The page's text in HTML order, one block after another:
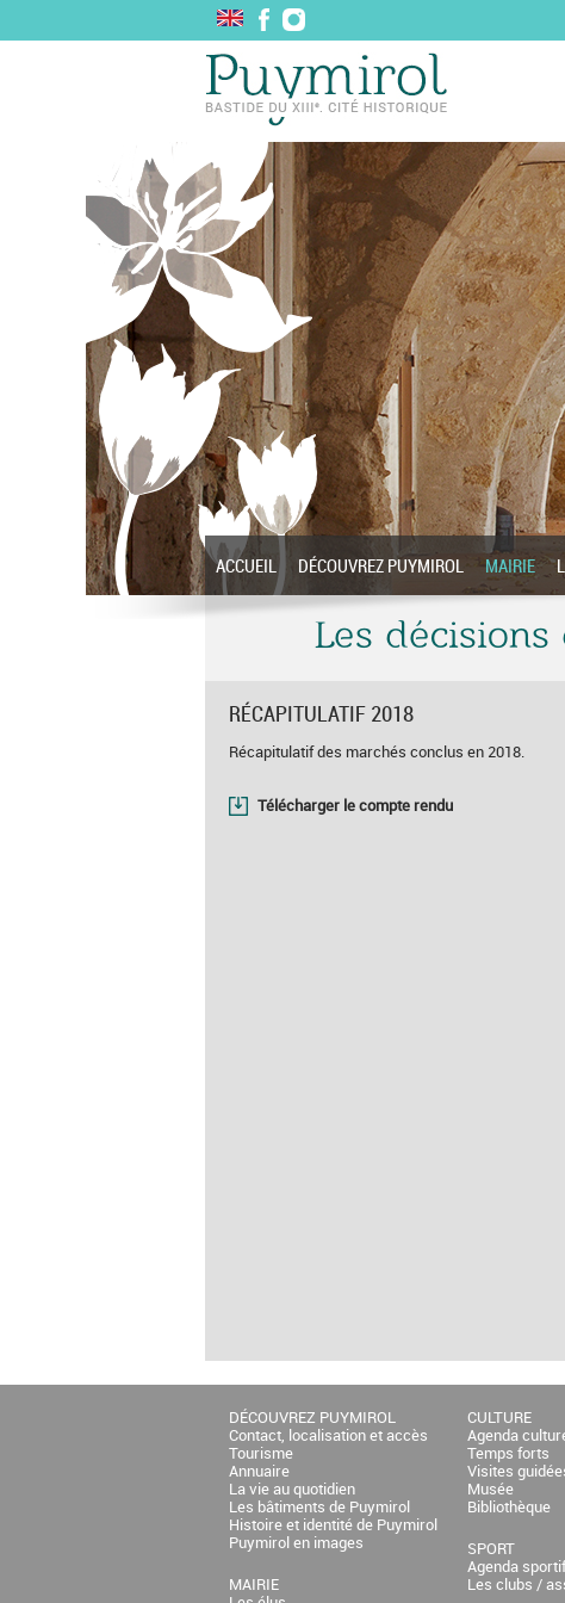
ACCUEIL DÉCOUVREZ PUYMIROL MAIRIE
Les
RÉCAPITULATIF 2018
Récapitulatif des marchés conclus en 2018.
Télécharger le compte rendu
DÉCOUVREZ PUYMIROL
Contact, localisation et accès
Tourisme
Annuaire
La vie au quotidien
Les bâtiments de Puymirol
Histoire et identité de Puymirol
Puymirol en images
MAIRIE
CULTURE
Agenda
Temps forts
Visites
Musée
Bibliothèque
SPORT
Agenda sportif
Les clubs /